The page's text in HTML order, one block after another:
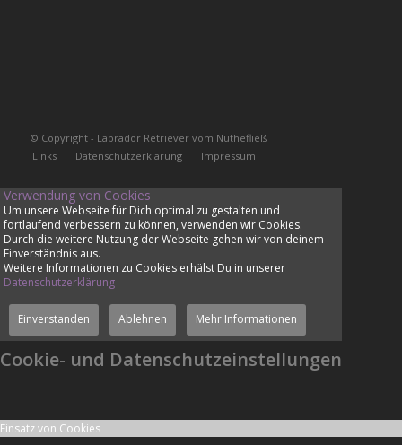
© Copyright - Labrador Retriever vom Nuthefließ
Links
Datenschutzerklärung Impressum
Verwendung von Cookies
Um unsere Webseite für Dich optimal zu gestalten und
fortlaufend verbessern zu können, verwenden wir Cookies.
Durch die weitere Nutzung der Webseite gehen wir von deinem
Einverständnis aus.
Weitere Informationen zu Cookies erhälst Du in unserer
Datenschutzerklärung
Einverstanden Ablehnen Mehr Informationen
Cookie- und Datenschutzeinstellungen
Einsatz von Cookies